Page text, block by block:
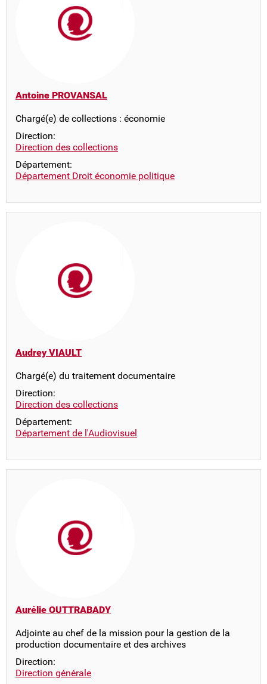
Antoine PROVANSAL
Chargé(e) de collections : économie
Direction:
Direction des collections
Département:
Département Droit économie politique
Audrey VIAULT
Chargé(e) du traitement documentaire
Direction:
Direction des collections
Département:
Département de l'Audiovisuel
Aurélie OUTTRABADY
Adjointe au chef de la mission pour la gestion de la
production documentaire et des archives
Direction:
Direction générale